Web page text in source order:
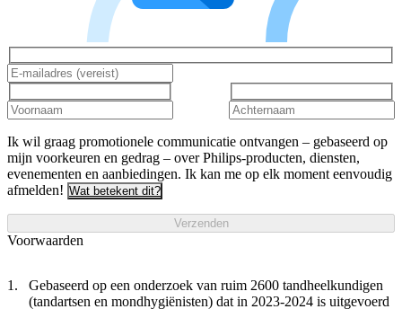
Ik wil graag promotionele communicatie ontvangen – gebaseerd op
mijn voorkeuren en gedrag – over Philips-producten, diensten,
evenementen en aanbiedingen. Ik kan me op elk moment eenvoudig
afmelden! Wat betekent dit?
Verzenden
Voorwaarden
Gebaseerd op een onderzoek van ruim 2600 tandheelkundigen
(tandartsen en mondhygiënisten) dat in 2023-2024 is uitgevoerd